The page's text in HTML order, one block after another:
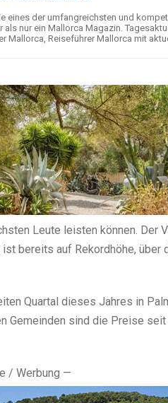
eines der umfangreichsten und
nur ein Mallorca Magazin.
Mallorca, Reiseführer Mallorca mit
Leute leisten können. Der
bereits auf Rekordhöhe, über
Quartal dieses Jahres in
Gemeinden sind die Preise
/ Werbung —